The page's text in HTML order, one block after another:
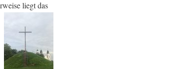
liegt das